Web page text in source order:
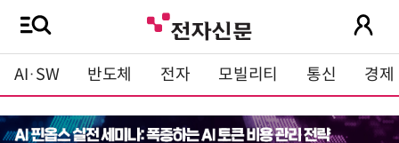
AI·SW 반도체 전자 모빌리티 통신 경제